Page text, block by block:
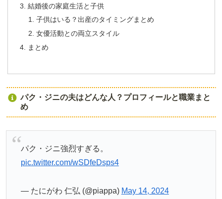
結婚後の家庭生活と子供
子供はいる？出産のタイミングまとめ
女優活動との両立スタイル
まとめ
パク・ジニの夫はどんな人？プロフィールと職業まと
め
パク・ジニ強烈すぎる。
pic.twitter.com/wSDfeDsps4
— たにがわ 仁弘 (@piappa) May 14, 2024